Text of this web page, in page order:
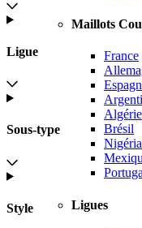
Maillots
France
Algérie
Brésil
Nigéria
Ligues
Ligue
Sous-type
Style